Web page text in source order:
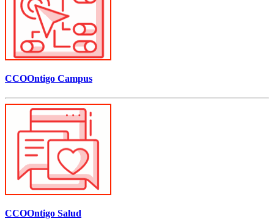
CCOOntigo Campus
CCOOntigo Salud